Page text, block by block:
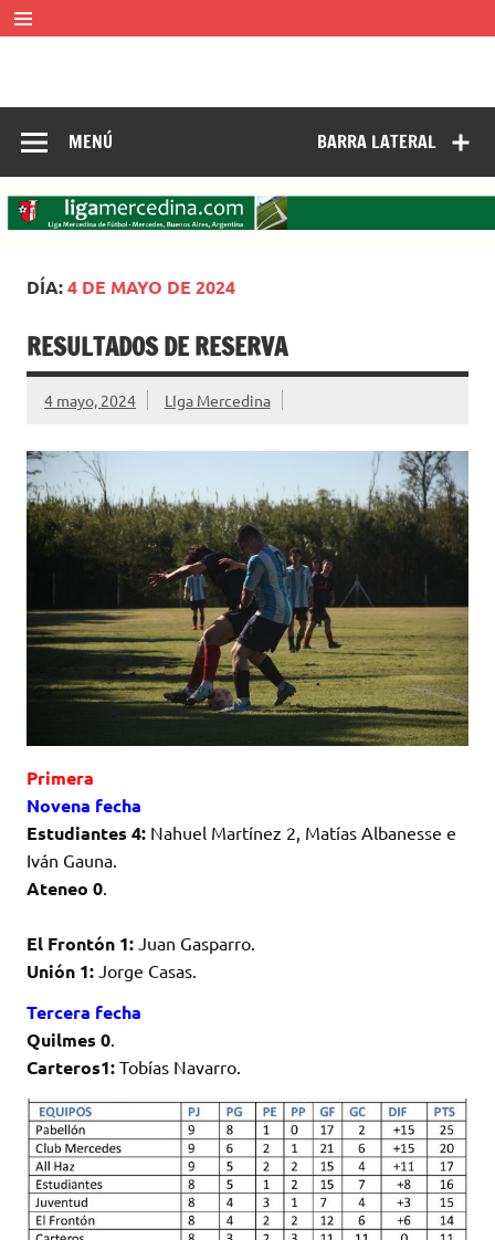
Saltar
contenido
ligamercedinadefutbol@hotmail.com ————— 02324-
BARRA LATERAL
MENÚ
DÍA:4 DE MAYO DE 2024
RESULTADOS DE RESERVA
4 mayo, 2024 LIga Mercedina
Primera
Novena fecha
Estudiantes 4: Nahuel Martínez 2, Matías Albanesse e
Iván Gauna.
Ateneo 0.
El Frontón 1: Juan Gasparro.
Unión 1: Jorge Casas.
Tercera fecha
Quilmes 0.
Carteros1: Tobías Navarro.